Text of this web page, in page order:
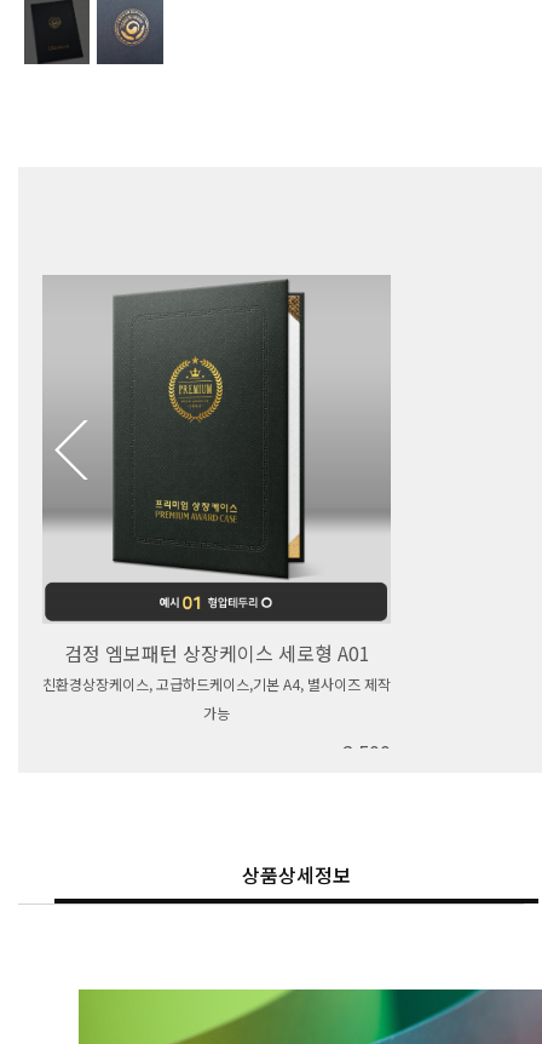
검정 엠보패턴 상장케이스 세로형 A01
친환경상장케이스, 고급하드케이스,기본 A4, 별사이즈 제작
가능
2,500
상품상세정보